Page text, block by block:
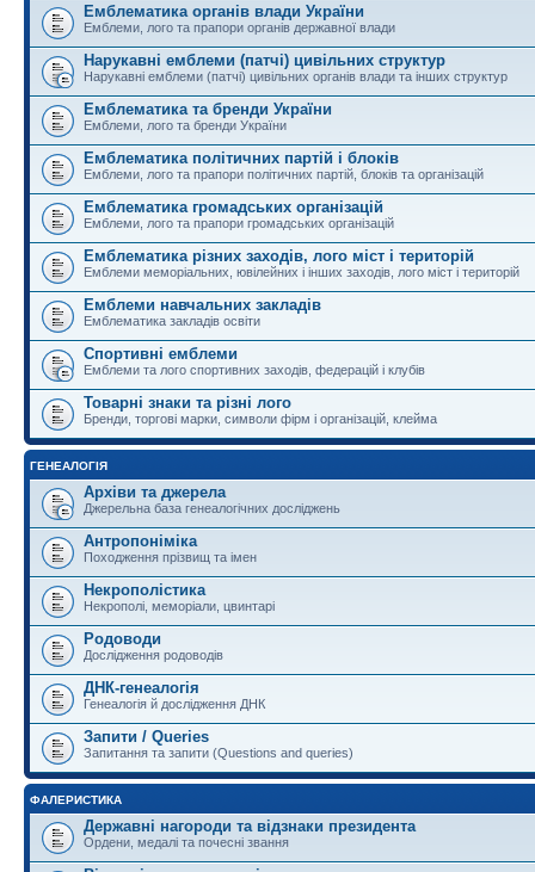
Емблематика органів влади України
Емблеми, лого та прапори органів державної влади
Нарукавні емблеми (патчі) цивільних структур
Нарукавні емблеми (патчі) цивільних органів влади та інших структур
Емблематика та бренди України
Емблеми, лого та бренди України
Емблематика політичних партій і блоків
Емблеми, лого та прапори політичних партій, блоків та організацій
Емблематика громадських організацій
Емблеми, лого та прапори громадських організацій
Емблематика різних заходів, лого міст і територій
Емблеми меморіальних, ювілейних і інших заходів, лого міст і територій
Емблеми навчальних закладів
Емблематика закладів освіти
Спортивні емблеми
Емблеми та лого спортивних заходів, федерацій і клубів
Товарні знаки та різні лого
Бренди, торгові марки, символи фірм і організацій, клейма
ГЕНЕАЛОГІЯ
Архіви та джерела
Джерельна база генеалогічних досліджень
Антропоніміка
Походження прізвищ та імен
Некрополістика
Некрополі, меморіали, цвинтарі
Родоводи
Дослідження родоводів
ДНК-генеалогія
Генеалогія й дослідження ДНК
Запити / Queries
Запитання та запити (Questions and queries)
ФАЛЕРИСТИКА
Державні нагороди та відзнаки президента
Ордени, медалі та почесні звання